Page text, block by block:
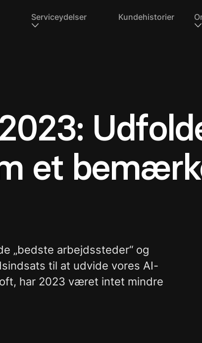
Serviceydelser Kundehistorier
et
„bedste arbejdssteder“ og
til at udvide vores AI-
har 2023 været intet mindre